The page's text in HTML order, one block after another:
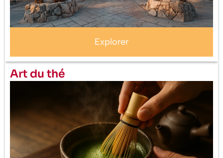
Explorer
Art du thé